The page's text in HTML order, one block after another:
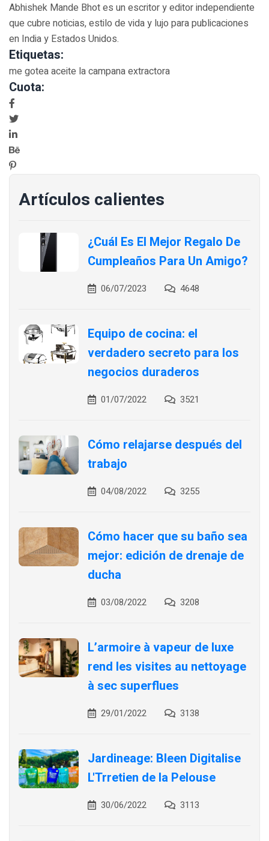
Artículos calientes
¿Cuál Es El Mejor Regalo De
Cumpleaños Para Un Amigo?
06/07/2023 4648
Equipo de cocina: el
verdadero secreto para los
negocios duraderos
01/07/2022 3521
Cómo relajarse después del
trabajo
04/08/2022 3255
Cómo hacer que su baño sea
mejor: edición de drenaje de
ducha
03/08/2022 3208
L’armoire à vapeur de luxe
rend les visites au nettoyage
à sec superflues
29/01/2022 3138
Jardineage: Bleen Digitalise
L'Trretien de la Pelouse
30/06/2022 3113
Abhishek Mande Bhot es un escritor y editor independiente
que cubre noticias, estilo de vida y lujo para publicaciones
en India y Estados Unidos.
Etiquetas:
me gotea aceite la campana extractora
Cuota: